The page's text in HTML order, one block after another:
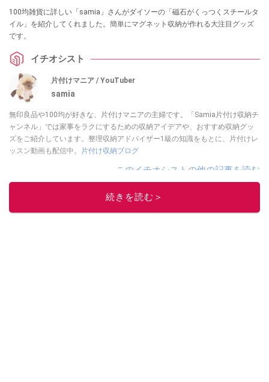
100均雑貨に詳しい「samia」さんがダイソーの「磁石がくっつくスチールタ
イル」を紹介してくれました。簡単にマグネット収納が作れる大注目グッズ
です。
イチオシスト
片付けマニア / YouTuber
samia
無印良品や100均が好きな、片付けマニアの主婦です。「Samia片付け収納チ
ャンネル」では家事をラクにするための収納アイデアや、おすすめ収納グッ
ズをご紹介しています。整理収納アドバイザー1級の知識をもとに、片付けレ
ッスン動画も配信中。
片付け収納ブログ
このイチオシストの他の記事を読む
続きを読む＞